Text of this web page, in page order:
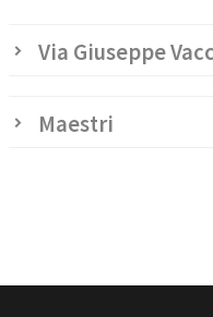
Via Giuseppe
Maestri